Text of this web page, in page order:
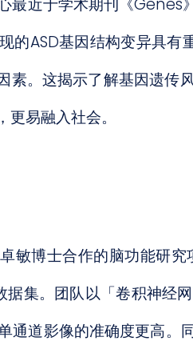
最近于学术期刊《Genes
的ASD基因结构变异具
素。这揭示了解基因遗传
易融入社会。
敏博士合作的脑功能研
据集。团队以「卷积神经
通道影像的准确度更高。